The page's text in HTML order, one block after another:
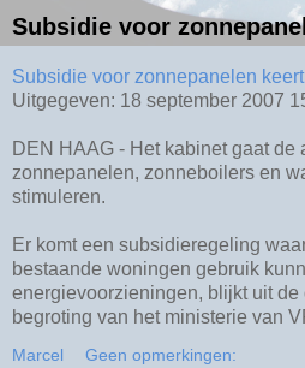
Subsidie voor
Subsidie voor zonnepanelen
Uitgegeven: 18 september 2007
DEN HAAG - Het kabinet gaat de
zonnepanelen, zonneboilers en
stimuleren.
Er komt een subsidieregeling
bestaande woningen gebruik
energievoorzieningen, blijkt uit
begroting van het ministerie van
Marcel Geen opmerkingen: